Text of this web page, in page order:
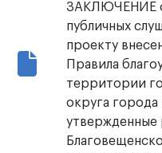
ЗАКЛЮЧЕНИЕ о
публичных
проекту
Правила
территории
округа города
утвержденные